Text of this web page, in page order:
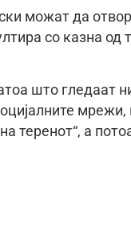
можат да
со казна од
што гледаат
теренот“, а